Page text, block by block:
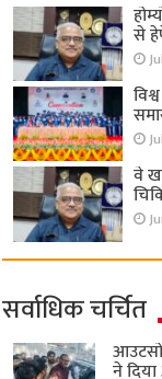
से
वे
सर्वाधिक चर्चित
ने